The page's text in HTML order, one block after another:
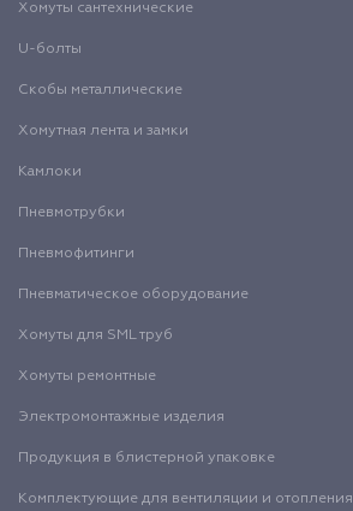
Хомуты сантехнические
U-болты
Скобы металлические
Хомутная лента и замки
Камлоки
Пневмотрубки
Пневмофитинги
Пневматическое оборудование
Хомуты для SML труб
Хомуты ремонтные
Электромонтажные изделия
Продукция в блистерной упаковке
Комплектующие для вентиляции и отопления